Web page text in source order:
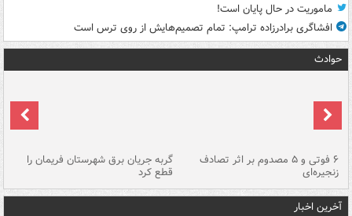
ماموریت در حال پایان است!
افشاگری برادرزاده ترامپ: تمام تصمیم‌هایش از روی ترس است
حوادث
۶ فوتی و ۵ مصدوم بر اثر تصادف
زنجیره‌ای
گربه جریان برق شهرستان فریمان را
قطع کرد
آخرین اخبار